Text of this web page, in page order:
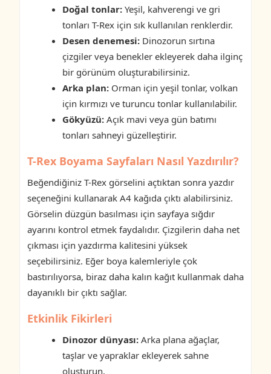
Doğal tonlar: Yeşil, kahverengi ve gri
tonları T-Rex için sık kullanılan renklerdir.
Desen denemesi: Dinozorun sırtına
çizgiler veya benekler ekleyerek daha ilginç
bir görünüm oluşturabilirsiniz.
Arka plan: Orman için yeşil tonlar, volkan
için kırmızı ve turuncu tonlar kullanılabilir.
Gökyüzü: Açık mavi veya gün batımı
tonları sahneyi güzelleştirir.
T-Rex Boyama Sayfaları Nasıl Yazdırılır?
Beğendiğiniz T-Rex görselini açtıktan sonra yazdır
seçeneğini kullanarak A4 kağıda çıktı alabilirsiniz.
Görselin düzgün basılması için sayfaya sığdır
ayarını kontrol etmek faydalıdır. Çizgilerin daha net
çıkması için yazdırma kalitesini yüksek
seçebilirsiniz. Eğer boya kalemleriyle çok
bastırılıyorsa, biraz daha kalın kağıt kullanmak daha
dayanıklı bir çıktı sağlar.
Etkinlik Fikirleri
Dinozor dünyası: Arka plana ağaçlar,
taşlar ve yapraklar ekleyerek sahne
oluşturun.